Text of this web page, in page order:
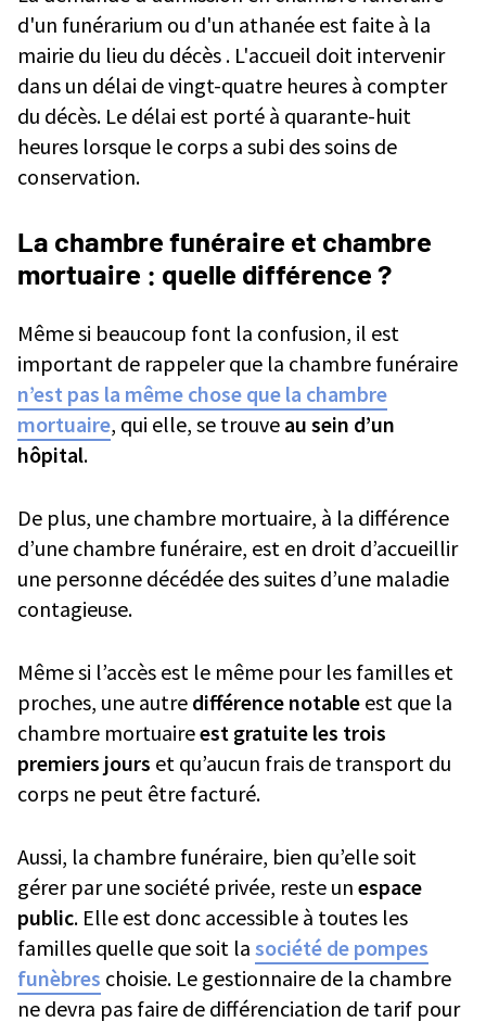
d'un funérarium ou d'un athanée est faite à la
mairie du lieu du décès . L'accueil doit intervenir
dans un délai de vingt-quatre heures à compter
du décès. Le délai est porté à quarante-huit
heures lorsque le corps a subi des soins de
conservation.
La chambre funéraire et chambre
mortuaire : quelle différence ?
Même si beaucoup font la confusion, il est
important de rappeler que la chambre funéraire
n’est pas la même chose que la chambre
mortuaire, qui elle, se trouve au sein d’un
hôpital.
De plus, une chambre mortuaire, à la différence
d’une chambre funéraire, est en droit d’accueillir
une personne décédée des suites d’une maladie
contagieuse.
Même si l’accès est le même pour les familles et
proches, une autre différence notable est que la
chambre mortuaireest gratuite les trois
premiers jours et qu’aucun frais de transport du
corps ne peut être facturé.
Aussi, la chambre funéraire, bien qu’elle soit
gérer par une société privée, reste un espace
public. Elle est donc accessible à toutes les
familles quelle que soit la société de pompes
funèbres choisie. Le gestionnaire de la chambre
ne devra pas faire de différenciation de tarif pour